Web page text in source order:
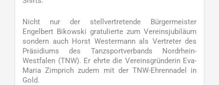
Nicht nur der stellvertretende Bürgermeister
Engelbert Bikowski gratulierte zum Vereinsjubiläum
sondern auch Horst Westermann als Vertreter des
Präsidiums des Tanzsportverbands Nordrhein-
Westfalen (TNW). Er ehrte die Vereinsgründerin Eva-
Maria Zimprich zudem mit der TNW-Ehrennadel in
Gold.